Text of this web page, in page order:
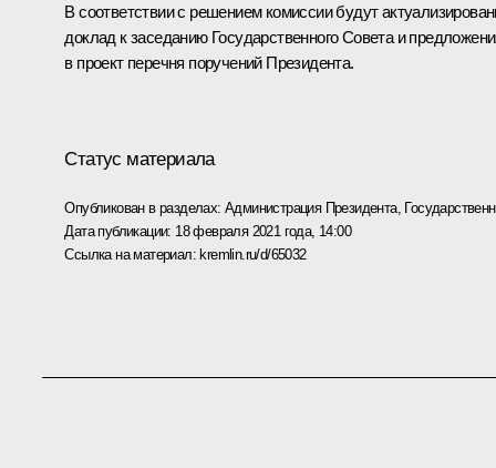
В соответствии с решением комиссии будут
доклад к заседанию Государственного Совета и
в проект перечня поручений Президента.
Статус материала
Опубликован в разделах: Администрация Президента,
Дата публикации: 18 февраля 2021 года, 14:00
Ссылка на материал: kremlin.ru/d/65032